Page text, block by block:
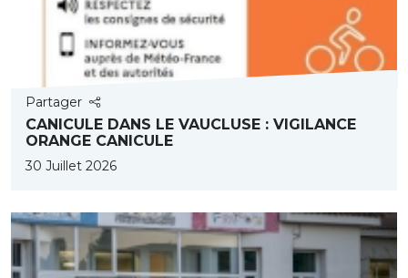
Partager
CANICULE DANS LE VAUCLUSE : VIGILANCE
ORANGE CANICULE
30 Juillet 2026